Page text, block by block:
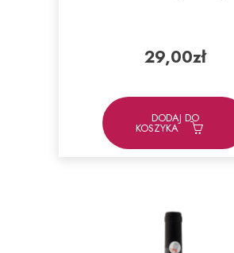
29,00zł
DODAJ DO
KOSZYKA